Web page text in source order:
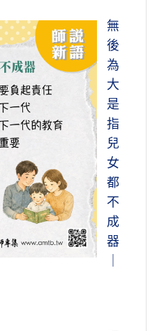
無
後
為
大
是
指
兒
女
都
不
成
器